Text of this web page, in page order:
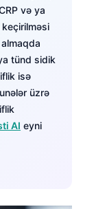
və ya
keçirilməsi
tünd sidik
isə
üzrə
AI eyni